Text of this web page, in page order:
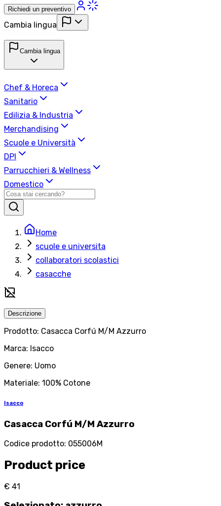
Richiedi un preventivo
Cambia lingua
Cambia lingua
Chef & Horeca
Sanitario
Edilizia & Industria
Merchandising
Scuole e Università
DPI
Parrucchieri & Wellness
Domestico
Home
scuole e universita
collaboratori scolastici
casacche
Descrizione
Prodotto: Casacca Corfú M/M Azzurro
Marca: Isacco
Genere: Uomo
Materiale: 100% Cotone
Isacco
Casacca Corfú M/M Azzurro
Codice prodotto: 055006M
Product price
€ 41